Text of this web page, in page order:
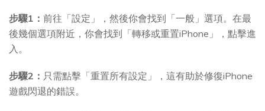
步驟1： 前往「設定」，然後你會找到「一般」選項。在最
後幾個選項附近，你會找到「轉移或重置iPhone」，點擊進
入。
步驟2： 只需點擊「重置所有設定」，這有助於修復iPhone
遊戲閃退的錯誤。